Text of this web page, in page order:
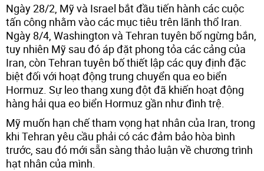
Ngày 28/2, Mỹ và Israel bắt đầu tiến hành các cuộc
tấn công nhằm vào các mục tiêu trên lãnh thổ Iran.
Ngày 8/4, Washington và Tehran tuyên bố ngừng bắn,
tuy nhiên Mỹ sau đó áp đặt phong tỏa các cảng của
Iran, còn Tehran tuyên bố thiết lập các quy định đặc
biệt đối với hoạt động trung chuyển qua eo biển
Hormuz. Sự leo thang xung đột đã khiến hoạt động
hàng hải qua eo biển Hormuz gần như đình trệ.
Mỹ muốn hạn chế tham vọng hạt nhân của Iran, trong
khi Tehran yêu cầu phải có các đảm bảo hòa bình
trước, sau đó mới sẵn sàng thảo luận về chương trình
hạt nhân của mình.